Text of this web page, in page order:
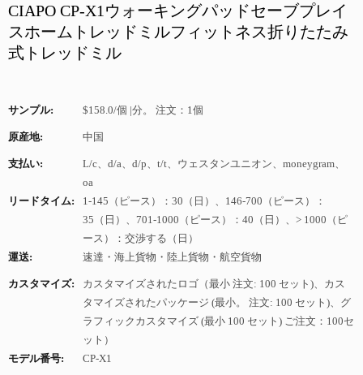
CIAPO CP-X1ウォーキングパッドセーブプレイ
スホームトレッドミルフィットネス折りたたみ
式トレッドミル
サンプル: $158.0/個 |分。 注文：1個
原産地: 中国
支払い:
L/c、d/a、d/p、t/t、ウェスタンユニオン、moneygram、
oa
リードタイム:
1-145（ピース）：30（日）、146-700（ピース）：
35（日）、701-1000（ピース）：40（日）、> 1000（ピ
ース）：交渉する（日）
運送:
速達・海上貨物・陸上貨物・航空貨物
カスタマイズ:
カスタマイズされたロゴ（最小 注文: 100 セット)、カス
タマイズされたパッケージ (最小。 注文: 100 セット)、グ
ラフィックカスタマイズ (最小 100 セット) ご注文：100セ
ット）
モデル番号:
CP-X1